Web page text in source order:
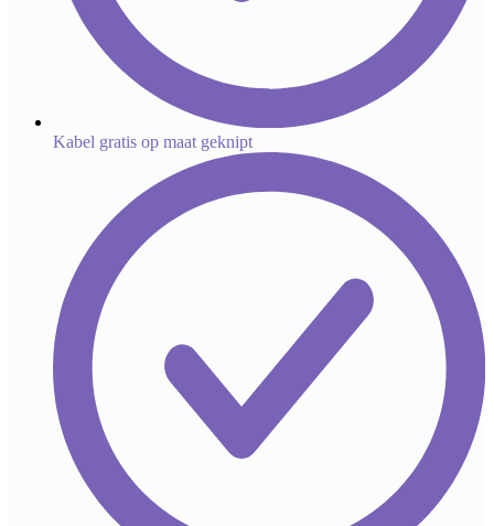
Kabel gratis op maat geknipt